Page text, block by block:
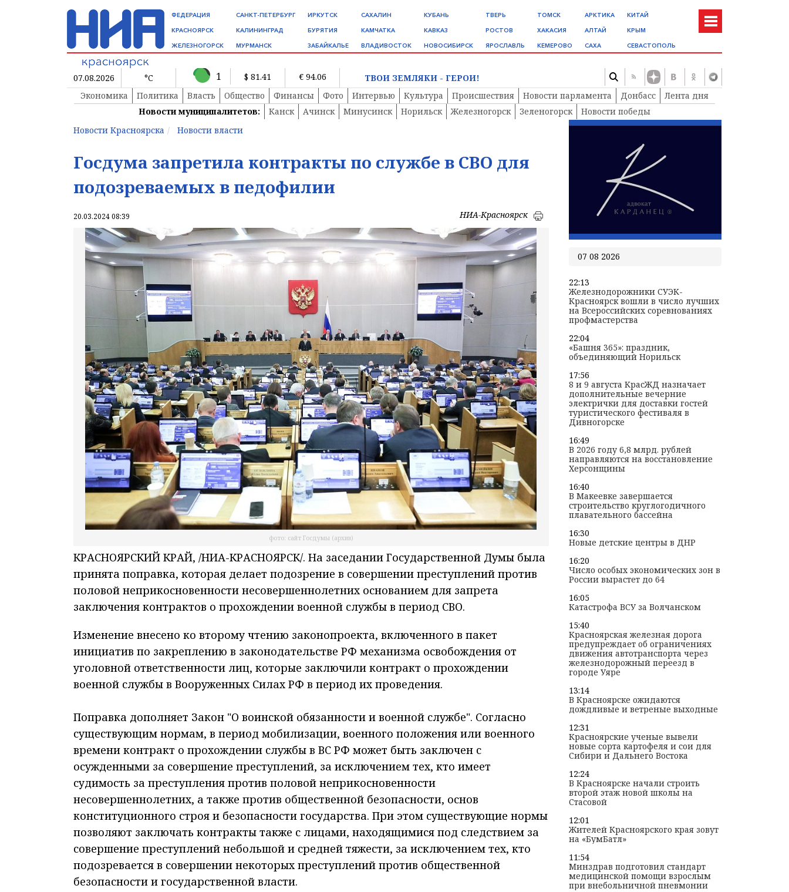
ФЕДЕРАЦИЯ
КРАСНОЯРСК
ЖЕЛЕЗНОГОРСК
САНКТ-ПЕТЕРБУРГ
КАЛИНИНГРАД
МУРМАНСК
ИРКУТСК
БУРЯТИЯ
ЗАБАЙКАЛЬЕ
САХАЛИН
КАМЧАТКА
ВЛАДИВОСТОК
КУБАНЬ
КАВКАЗ
НОВОСИБИРСК
ТВЕРЬ
РОСТОВ
ЯРОСЛАВЛЬ
ТОМСК
ХАКАСИЯ
КЕМЕРОВО
АРКТИКА
АЛТАЙ
САХА
КИТАЙ
КРЫМ
СЕВАСТОПОЛЬ
07.08.2026 °C 1 $ 81.41 € 94.06
ТВОИ ЗЕМЛЯКИ - ГЕРОИ!
Экономика
Политика Власть Общество Финансы Фото Интервью Культура Происшествия Новости парламента Донбасс
Лента дня
Новости муниципалитетов:
Канск Ачинск Минусинск Норильск Железногорск Зеленогорск
Новости победы
Новости Красноярска
Новости власти
Госдума запретила контракты по службе в СВО для
подозреваемых в педофилии
20.03.2024 08:39 НИА-Красноярск
фото: сайт Госдумы (архив)
КРАСНОЯРСКИЙ КРАЙ, /НИА-КРАСНОЯРСК/. На заседании Государственной Думы была
принята поправка, которая делает подозрение в совершении преступлений против
половой неприкосновенности несовершеннолетних основанием для запрета
заключения контрактов о прохождении военной службы в период СВО.
Изменение внесено ко второму чтению законопроекта, включенного в пакет
инициатив по закреплению в законодательстве РФ механизма освобождения от
уголовной ответственности лиц, которые заключили контракт о прохождении
военной службы в Вооруженных Силах РФ в период их проведения.
Поправка дополняет Закон "О воинской обязанности и военной службе". Согласно
существующим нормам, в период мобилизации, военного положения или военного
времени контракт о прохождении службы в ВС РФ может быть заключен с
осужденными за совершение преступлений, за исключением тех, кто имеет
судимость за преступления против половой неприкосновенности
несовершеннолетних, а также против общественной безопасности, основ
конституционного строя и безопасности государства. При этом существующие нормы
позволяют заключать контракты также с лицами, находящимися под следствием за
совершение преступлений небольшой и средней тяжести, за исключением тех, кто
подозревается в совершении некоторых преступлений против общественной
безопасности и государственной власти.
07 08 2026
22:13
Железнодорожники СУЭК-
Красноярск вошли в число лучших
на Всероссийских соревнованиях
профмастерства
22:04
«Башня 365»: праздник,
объединяющий Норильск
17:56
8 и 9 августа КрасЖД назначает
дополнительные вечерние
электрички для доставки гостей
туристического фестиваля в
Дивногорске
16:49
В 2026 году 6,8 млрд. рублей
направляются на восстановление
Херсонщины
16:40
В Макеевке завершается
строительство круглогодичного
плавательного бассейна
16:30
Новые детские центры в ДНР
16:20
Число особых экономических зон в
России вырастет до 64
16:05
Катастрофа ВСУ за Волчанском
15:40
Красноярская железная дорога
предупреждает об ограничениях
движения автотранспорта через
железнодорожный переезд в
городе Уяре
13:14
В Красноярске ожидаются
дождливые и ветреные выходные
12:31
Красноярские ученые вывели
новые сорта картофеля и сои для
Сибири и Дальнего Востока
12:24
В Красноярске начали строить
второй этаж новой школы на
Стасовой
12:01
Жителей Красноярского края зовут
на «БумБатл»
11:54
Минздрав подготовил стандарт
медицинской помощи взрослым
при внебольничной пневмонии